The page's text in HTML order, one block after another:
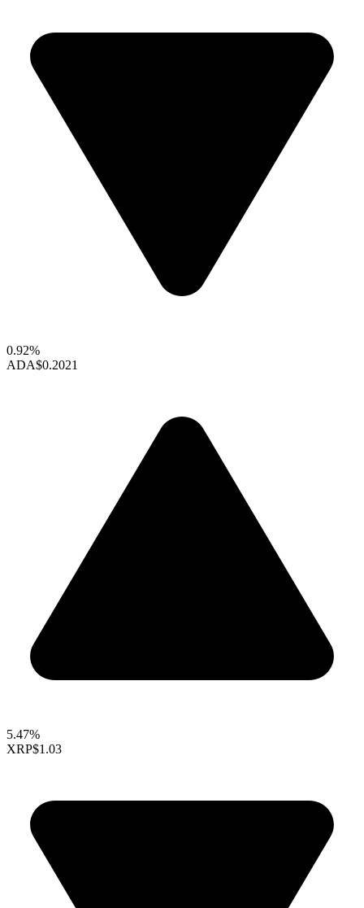
0.92%
ADA$0.2021
5.47%
XRP$1.03